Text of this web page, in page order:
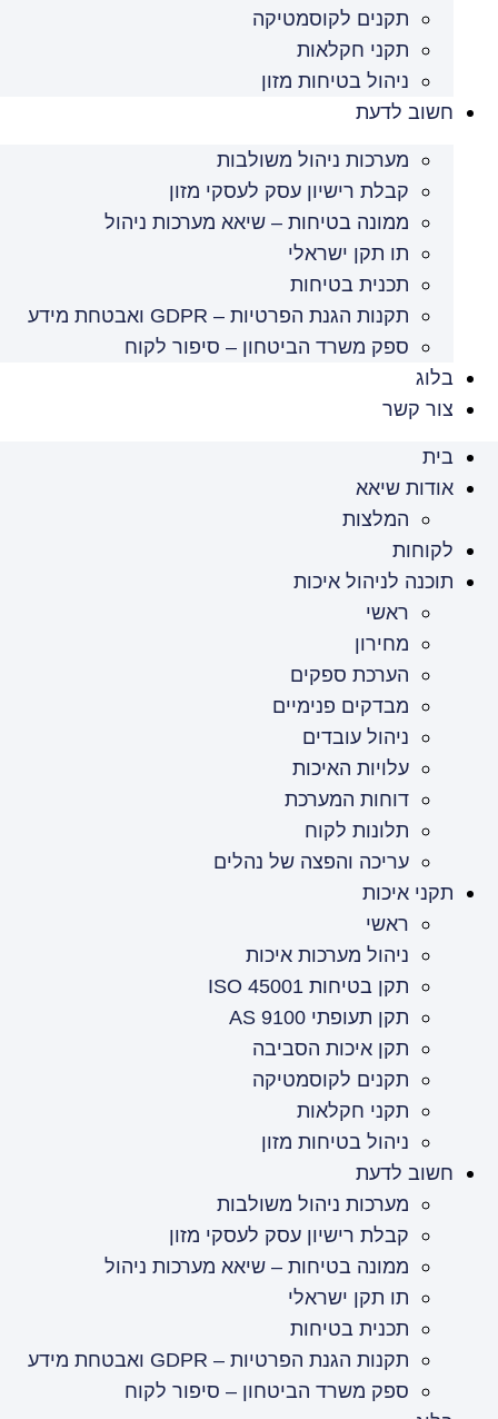
תקנים לקוסמטיקה
תקני חקלאות
ניהול בטיחות מזון
חשוב לדעת
מערכות ניהול משולבות
קבלת רישיון עסק לעסקי מזון
ממונה בטיחות – שיאא מערכות ניהול
תו תקן ישראלי
תכנית בטיחות
תקנות הגנת הפרטיות – GDPR ואבטחת מידע
ספק משרד הביטחון – סיפור לקוח
בלוג
צור קשר
בית
אודות שיאא
המלצות
לקוחות
תוכנה לניהול איכות
ראשי
מחירון
הערכת ספקים
מבדקים פנימיים
ניהול עובדים
עלויות האיכות
דוחות המערכת
תלונות לקוח
עריכה והפצה של נהלים
תקני איכות
ראשי
ניהול מערכות איכות
תקן בטיחות ISO 45001
תקן תעופתי AS 9100
תקן איכות הסביבה
תקנים לקוסמטיקה
תקני חקלאות
ניהול בטיחות מזון
חשוב לדעת
מערכות ניהול משולבות
קבלת רישיון עסק לעסקי מזון
ממונה בטיחות – שיאא מערכות ניהול
תו תקן ישראלי
תכנית בטיחות
תקנות הגנת הפרטיות – GDPR ואבטחת מידע
ספק משרד הביטחון – סיפור לקוח